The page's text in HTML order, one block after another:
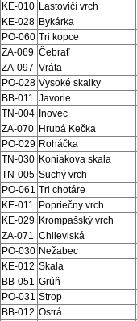
KE-010 Lastovičí vrch
KE-028 Bykárka
PO-060 Tri kopce
ZA-069 Čebrať
ZA-097 Vráta
PO-028 Vysoké skalky
BB-011 Javorie
TN-004 Inovec
ZA-070 Hrubá Kečka
PO-029 Roháčka
TN-030 Koniakova skala
TN-005 Suchý vrch
PO-061 Tri chotáre
KE-011
Popriečny vrch
KE-029 Krompašský vrch
ZA-071 Chlieviská
PO-030 Nežabec
KE-012 Skala
BB-051 Grúň
PO-031 Strop
BB-012 Ostrá